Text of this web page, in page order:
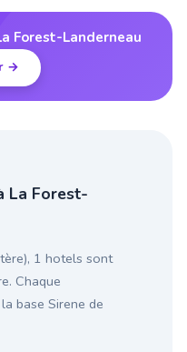
Forest-Landerneau
→
La Forest-
1 hotels sont
Chaque
base Sirene de